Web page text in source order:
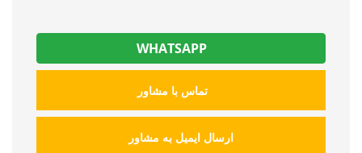
WHATSAPP
تماس با مشاور
ارسال ایمیل به مشاور